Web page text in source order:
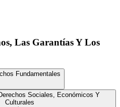
Las Garantías Y Los
Fundamentales
Sociales, Económicos Y
Culturales